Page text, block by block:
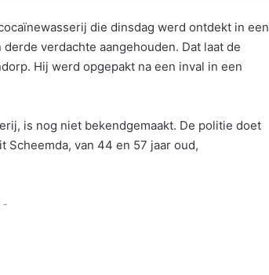
die dinsdag werd ontdekt in een
verdachte aangehouden. Dat laat de
Hij werd opgepakt na een inval in een
is nog niet bekendgemaakt. De politie doet
Scheemda, van 44 en 57 jaar oud,
-